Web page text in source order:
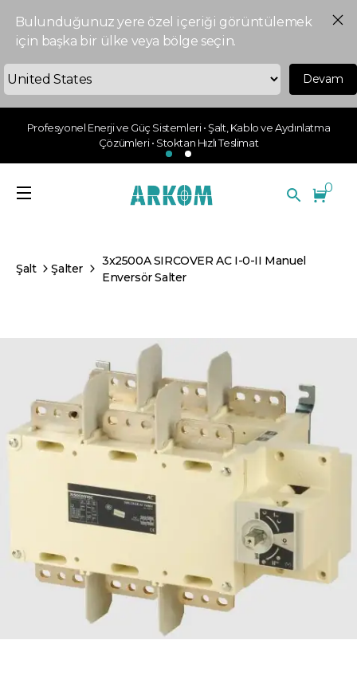
Bulunduğunuz yere özel içeriği görüntülemek
için başka bir ülke veya bölge seçin.
Devam
Profesyonel Enerji ve Güç Sistemleri • Şalt, Kablo ve Aydınlatma
Çözümleri • Stoktan Hızlı Teslimat
0
Şalt Şalter
3x2500A SIRCOVER AC I-0-II Manuel
Enversör Salter